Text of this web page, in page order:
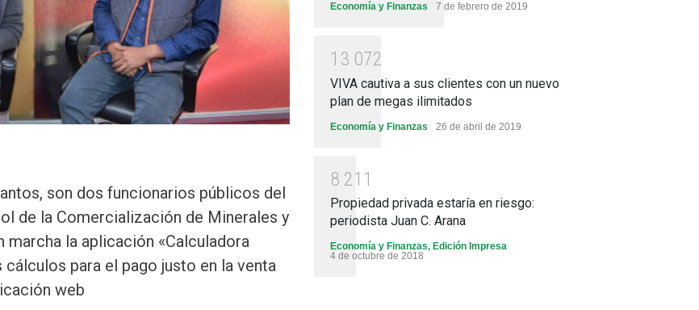
son dos funcionarios públicos del
de la Comercialización de Minerales y
la aplicación «Calculadora
para el pago justo en la venta
web
Economía y Finanzas 7 de febrero de 2019
1 3 072
VIVA cautiva a sus clientes con un nuevo
plan de megas ilimitados
Economía y Finanzas 26 de abril de 2019
8 21 1
Propiedad privada estaría en riesgo:
periodista Juan C. Arana
Economía y Finanzas, Edición Impresa
4 de octubre de 2018